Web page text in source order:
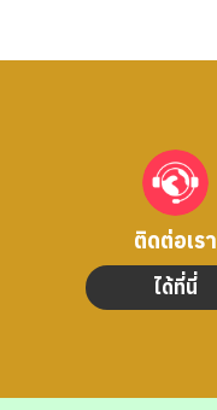
ติดต่อเรา
ได้ที่นี่